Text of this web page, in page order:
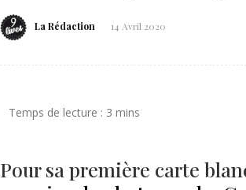
La Rédaction 14 Avril 2020
Pour sa première carte